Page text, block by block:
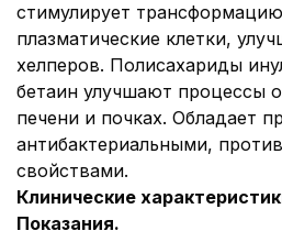
стимулирует
плазматические клетки,
хелперов. Полисахариды
бетаин улучшают процессы
печени и почках. Обладает
антибактериальными,
свойствами.
Клинические
Показания.